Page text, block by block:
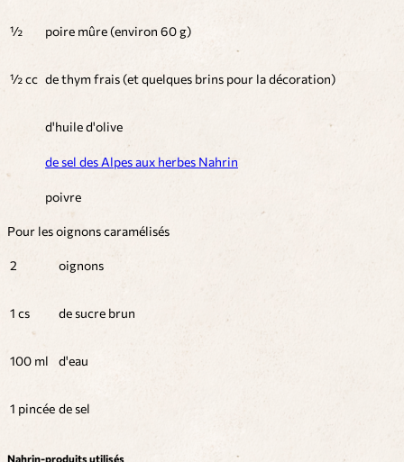
½ poire mûre (environ 60 g)
½ cc de thym frais (et quelques brins pour la décoration)
d'huile d'olive
de sel des Alpes aux herbes Nahrin
poivre
Pour les oignons caramélisés
2 oignons
1 cs de sucre brun
100 ml d'eau
1 pincée de sel
Nahrin-produits utilisés